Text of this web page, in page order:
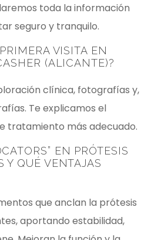
toda la información
seguro y tranquilo.
VISITA EN
(ALICANTE)?
clínica, fotografías y,
Te explicamos el
tratamiento más adecuado.
” EN PRÓTESIS
Y QUÉ VENTAJAS
que anclan la prótesis
aportando estabilidad,